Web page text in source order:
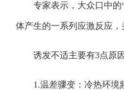
专家表示，大众口中的“
体产生的一系列应激反应，
诱发不适主要有3点原因
1.温差骤变：冷热环境频